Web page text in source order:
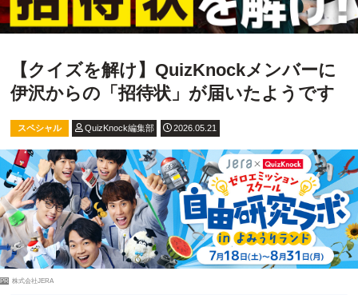
【クイズを解け】QuizKnockメンバーに
伊沢からの「招待状」が届いたようです
スペシャル QuizKnock編集部 2026.05.21
PR 株式会社JERA